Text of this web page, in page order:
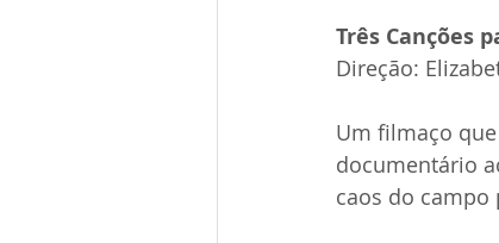
Três Canções
Direção:
Um filmaço
documentário
caos do campo